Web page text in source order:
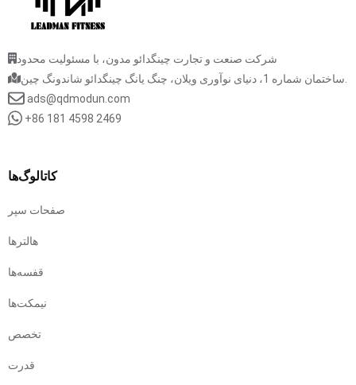
شرکت صنعت و تجارت چینگدائو مدون، با مسئولیت محدود
ads@qdmodun.com
+86 181 4598 2469
کاتالوگ‌ها
صفحات سپر
هالترها
قفسه‌ها
نیمکت‌ها
تخصص
قدرت